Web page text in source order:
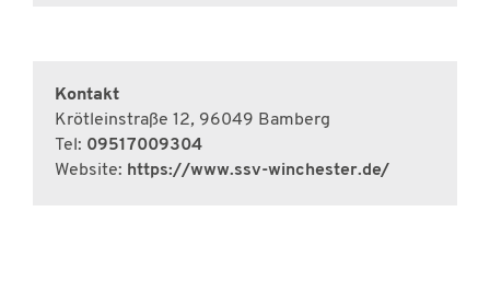
Kontakt
Krötleinstraße 12, 96049 Bamberg
Tel: 09517009304
Website: https://www.ssv-winchester.de/